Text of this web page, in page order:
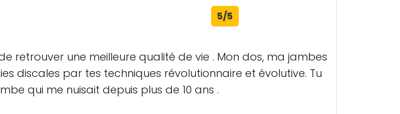
5/5
retrouver une meilleure qualité de vie . Mon dos, ma jambes
discales par tes techniques révolutionnaire et évolutive. Tu
qui me nuisait depuis plus de 10 ans .